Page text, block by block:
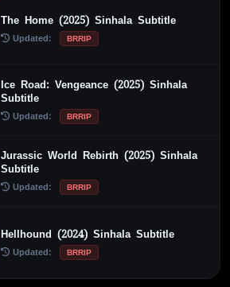
The Home (2025) Sinhala Subtitle
Updated: BRRIP
Ice Road: Vengeance (2025) Sinhala
Subtitle
Updated: BRRIP
Jurassic World Rebirth (2025) Sinhala
Subtitle
Updated: BRRIP
Hellhound (2024) Sinhala Subtitle
Updated: BRRIP